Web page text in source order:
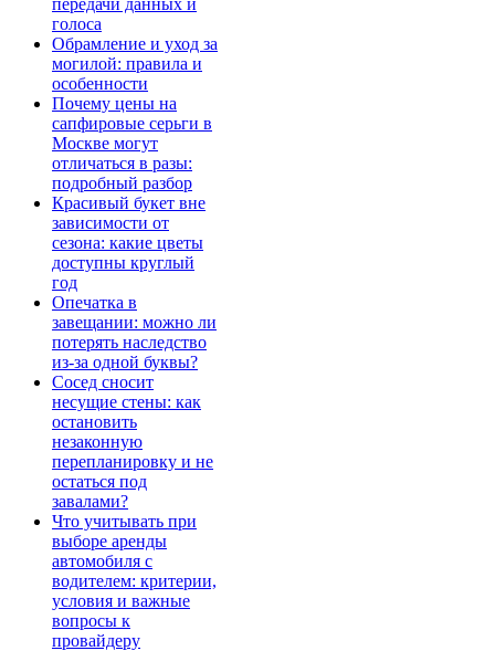
голоса
Обрамление и уход за
могилой: правила и
особенности
Почему цены на
сапфировые серьги в
Москве могут
отличаться в разы:
подробный разбор
Красивый букет вне
зависимости от
сезона: какие цветы
доступны круглый
год
Опечатка в
завещании: можно ли
потерять наследство
из-за одной буквы?
Сосед сносит
несущие стены: как
остановить
незаконную
перепланировку и не
остаться под
завалами?
Что учитывать при
выборе аренды
автомобиля с
водителем: критерии,
условия и важные
вопросы к
провайдеру